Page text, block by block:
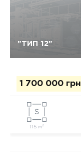
"ТИП 12"
1 700 000 грн
115 м2